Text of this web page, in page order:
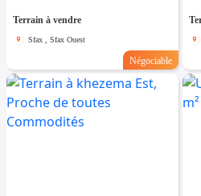
Terrain à vendre
Sfax , Sfax Ouest
Négociable